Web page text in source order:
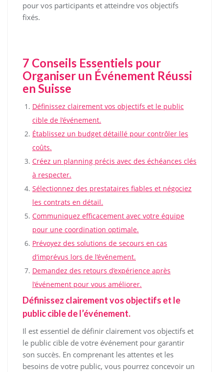
pour vos participants et atteindre vos objectifs
fixés.
7 Conseils Essentiels pour
Organiser un Événement Réussi
en Suisse
Définissez clairement vos objectifs et le public
cible de l’événement.
Établissez un budget détaillé pour contrôler les
coûts.
Créez un planning précis avec des échéances clés
à respecter.
Sélectionnez des prestataires fiables et négociez
les contrats en détail.
Communiquez efficacement avec votre équipe
pour une coordination optimale.
Prévoyez des solutions de secours en cas
d’imprévus lors de l’événement.
Demandez des retours d’expérience après
l’événement pour vous améliorer.
Définissez clairement vos objectifs et le
public cible de l’événement.
Il est essentiel de définir clairement vos objectifs et
le public cible de votre événement pour garantir
son succès. En comprenant les attentes et les
besoins de votre public, vous pourrez concevoir un